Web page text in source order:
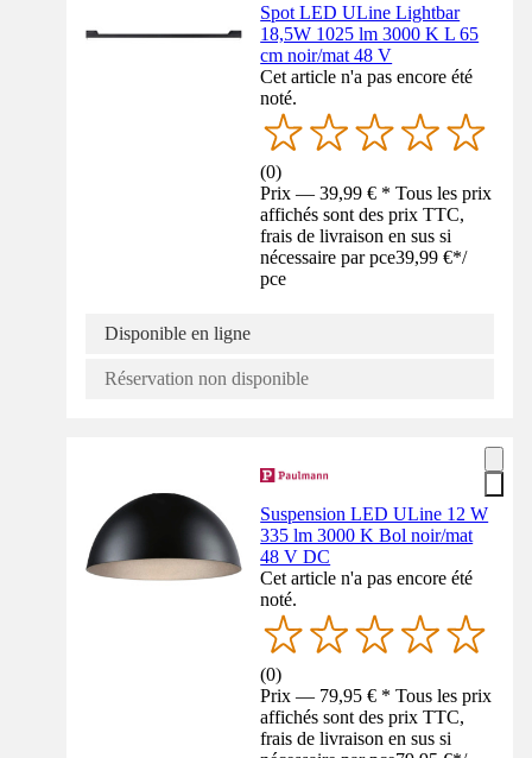
Spot LED ULine Lightbar
18,5W 1025 lm 3000 K L 65
cm noir/mat 48 V
Cet article n'a pas encore été
noté.
(0)
Prix — 39,99 € * Tous les prix
affichés sont des prix TTC,
frais de livraison en sus si
nécessaire par pce39,99 €*/
pce
Disponible en ligne
Réservation non disponible
Suspension LED ULine 12 W
335 lm 3000 K Bol noir/mat
48 V DC
Cet article n'a pas encore été
noté.
(0)
Prix — 79,95 € * Tous les prix
affichés sont des prix TTC,
frais de livraison en sus si